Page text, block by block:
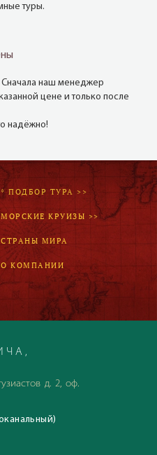
туры.
наш менеджер
цене и только после
надёжно!
* ПОДБОР ТУРА >>
МОРСКИЕ КРУИЗЫ >>
СТРАНЫ МИРА
О КОМПАНИИ
д. 2, оф.